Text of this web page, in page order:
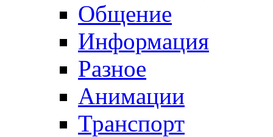
Общение
Информация
Разное
Анимации
Транспорт